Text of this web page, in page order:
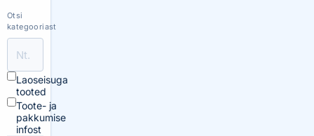
Otsi
kategooriast
Laoseisuga
tooted
Toote- ja
pakkumise
infost